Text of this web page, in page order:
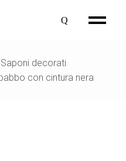
Saponi decorati
con cintura nera